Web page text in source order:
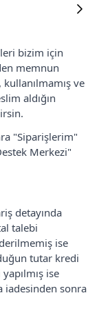
bizim için
memnun
ve
aldığın
"Siparişlerim"
Merkezi"
detayında
talebi
ise
tutar kredi
ise
iadesinden sonra